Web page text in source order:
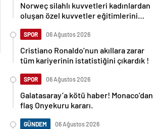
Norweç silahlı kuvvetleri kadınlardan
oluşan özel kuvvetler eğitimlerini
SPOR 06 Ağustos 2026
Cristiano Ronaldo’nun akıllara zarar
tüm kariyerinin istatistiğini çıkardık !
SPOR 06 Ağustos 2026
Galatasaray’a kötü haber! Monaco’dan
flaş Onyekuru kararı.
GÜNDEM 06 Ağustos 2026